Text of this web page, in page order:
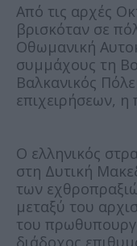
Από τις αρχές
βρισκόταν σε
Οθωμανική
συμμάχους τη
Βαλκανικός
επιχειρήσεων, η
Ο ελληνικός
στη Δυτική
των
μεταξύ του
του
διάδοχος